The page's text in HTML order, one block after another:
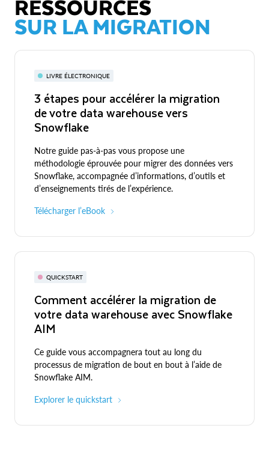
SUR LA MIGRATION
LIVRE ÉLECTRONIQUE
3 étapes pour accélérer la migration
de votre data warehouse vers
Snowflake
Notre guide pas-à-pas vous propose une
méthodologie éprouvée pour migrer des données vers
Snowflake, accompagnée d’informations, d’outils et
d’enseignements tirés de l’expérience.
Télécharger l’eBook
QUICKSTART
Comment accélérer la migration de
votre data warehouse avec Snowflake
AIM
Ce guide vous accompagnera tout au long du
processus de migration de bout en bout à l’aide de
Snowflake AIM.
Explorer le quickstart